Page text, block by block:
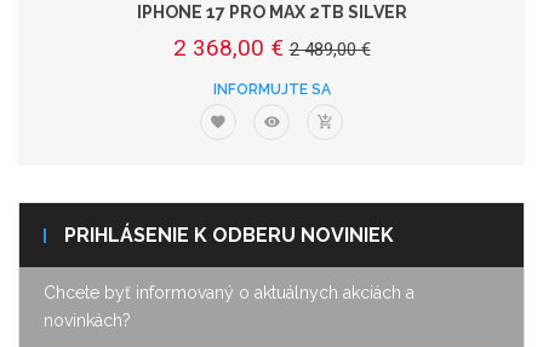
IPHONE 17 PRO MAX 2TB SILVER
2 368,00 € 2 489,00 €
INFORMUJTE SA
PRIHLÁSENIE K ODBERU NOVINIEK
Chcete byť informovaný o aktuálnych akciách a
novinkách?